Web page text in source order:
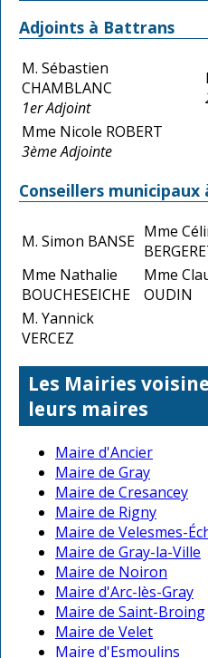
Adjoints à Battrans
M. Sébastien
CHAMBLANC
1er Adjoint
Mme Nicole ROBERT
3ème Adjointe
Conseillers
M. Simon BANSE Mme
Mme Nathalie
BOUCHESEICHE
Mme
OUDIN
M. Yannick
VERCEZ
Les Mairies
leurs maires
Maire d'Ancier
Maire de Gray
Maire de Cresancey
Maire de Rigny
Maire de Velesmes-
Maire de Gray-la-Ville
Maire de Noiron
Maire d'Arc-lès-Gray
Maire de Saint-Broing
Maire de Velet
Maire d'Esmoulins